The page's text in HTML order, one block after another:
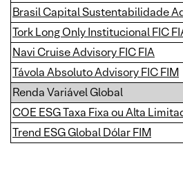
Brasil Capital Sustentabilidade
Tork Long Only Institucional FIC
Navi Cruise Advisory FIC FIA
Távola Absoluto Advisory FIC FIM
Renda Variável Global
COE ESG Taxa Fixa ou Alta
Trend ESG Global Dólar FIM